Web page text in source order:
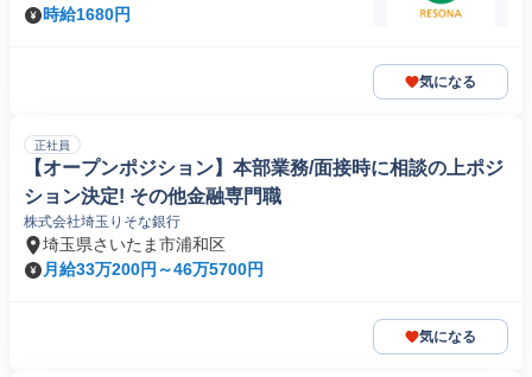
時給1680円
気になる
正社員
【オープンポジション】本部業務/面接時に相談の上ポジ
ション決定! その他金融専門職
株式会社埼玉りそな銀行
埼玉県さいたま市浦和区
月給33万200円～46万5700円
気になる